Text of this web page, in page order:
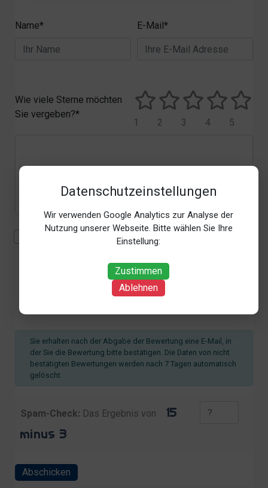
Datenschutzeinstellungen
Wir verwenden Google Analytics zur Analyse der
Nutzung unserer Webseite. Bitte wählen Sie Ihre
Einstellung:
Zustimmen
Ablehnen
Name* E-Mail*
Wie viele Sterne möchten
Sie vergeben?*
5
4
3
2
1
Mit der Erhebung, Verarbeitung und Nutzung meiner
Uhrzeit der Bewertungsabgabe, Referrer-URL) zum
Zweck der Bewertung erkläre ich mich
einverstanden. Weitere Informationen siehe unsere
Sie erhalten nach der Abgabe der Bewertung eine E-Mail, in
der Sie die Bewertung bitte bestätigen. Die Daten von nicht
bestätigten Bewertungen werden nach 7 Tagen automatisch
gelöscht.
Spam-Check: Das Ergebnis von
Abschicken